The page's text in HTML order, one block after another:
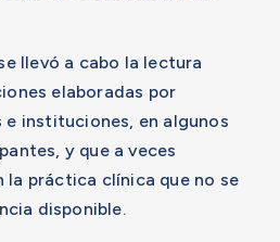
llevó a cabo la lectura
elaboradas por
instituciones, en algunos
y que a veces
la práctica clínica que no se
disponible.